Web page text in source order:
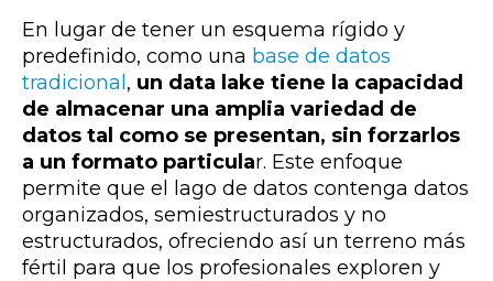
En lugar de tener un esquema rígido y
predefinido, como una base de datos
tradicional, un data lake tiene la capacidad
de almacenar una amplia variedad de
datos tal como se presentan, sin forzarlos
a un formato particular. Este enfoque
permite que el lago de datos contenga datos
organizados, semiestructurados y no
estructurados, ofreciendo así un terreno más
fértil para que los profesionales exploren y